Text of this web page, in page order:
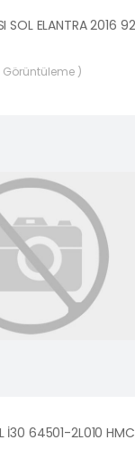
Görüntüleme )
İ30 64501-2L010 HMC